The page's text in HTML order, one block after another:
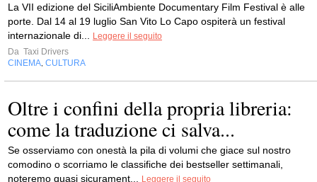
La VII edizione del SiciliAmbiente Documentary Film Festival è alle
porte. Dal 14 al 19 luglio San Vito Lo Capo ospiterà un festival
internazionale di...
Leggere il seguito
Da Taxi Drivers
CINEMA CULTURA
Oltre i confini della propria libreria:
come la traduzione ci salva...
Se osserviamo con onestà la pila di volumi che giace sul nostro
comodino o scorriamo le classifiche dei bestseller settimanali,
noteremo quasi sicurament...
Leggere il seguito